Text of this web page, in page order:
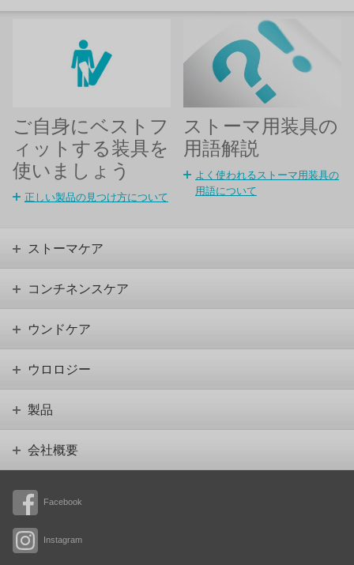
ご自身にベストフ
ィットする装具を
使いましょう
正しい製品の見つけ方について
ストーマ用装具の
用語解説
よく使われるストーマ用装具の
用語について
Facebook
Instagram
ストーマケア
コンチネンスケア
ウンドケア
ウロロジー
製品
会社概要